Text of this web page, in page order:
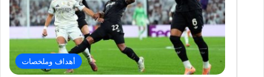
أهداف وملخصات